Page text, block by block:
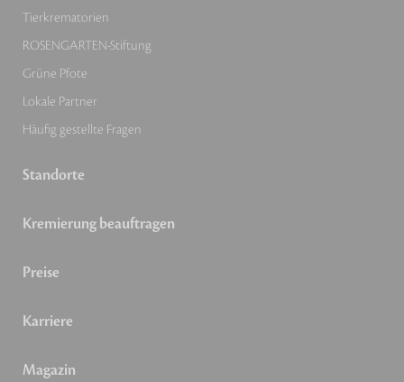
Tierkrematorien
ROSENGARTEN-Stiftung
Grüne Pfote
Lokale Partner
Häufig gestellte Fragen
Standorte
Kremierung beauftragen
Preise
Karriere
Magazin